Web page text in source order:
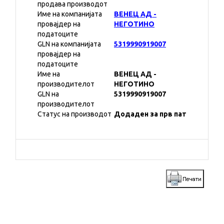
продава производот
Име на компанијата
провајдер на
податоците
ВЕНЕЦ АД -
НЕГОТИНО
GLN на компанијата
провајдер на
податоците
5319990919007
Име на
производителот
ВЕНЕЦ АД -
НЕГОТИНО
GLN на
производителот
5319990919007
Статус на производот Додаден за прв пат